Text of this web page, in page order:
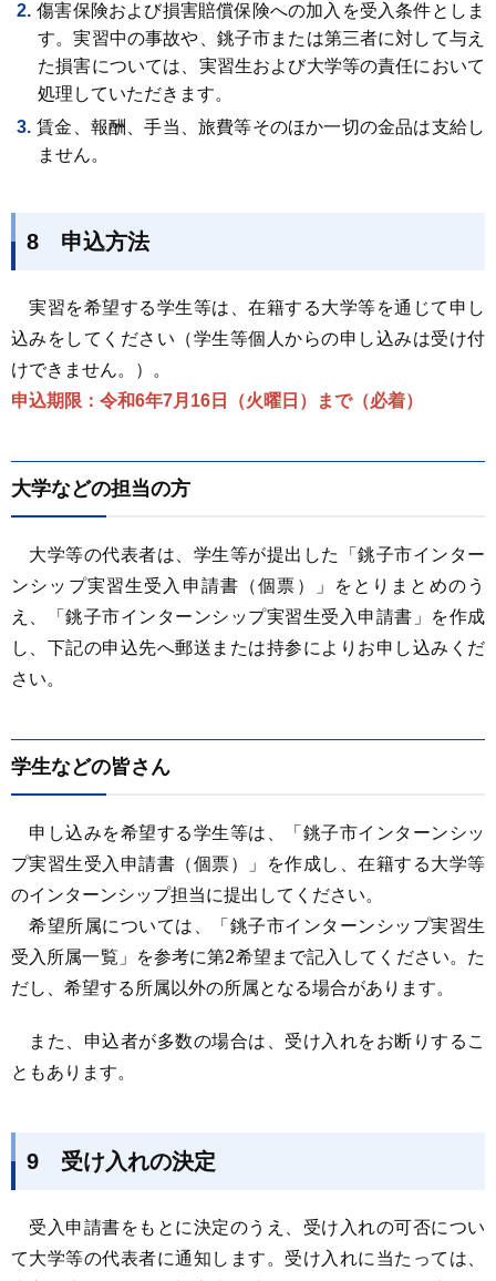
傷害保険および損害賠償保険への加入を受入条件としま
す。実習中の事故や、銚子市または第三者に対して与え
た損害については、実習生および大学等の責任において
処理していただきます。
賃金、報酬、手当、旅費等そのほか一切の金品は支給し
ません。
8 申込方法
実習を希望する学生等は、在籍する大学等を通じて申し
込みをしてください（学生等個人からの申し込みは受け付
けできません。）。
申込期限：令和6年7月16日（火曜日）まで（必着）
大学などの担当の方
大学等の代表者は、学生等が提出した「銚子市インター
ンシップ実習生受入申請書（個票）」をとりまとめのう
え、「銚子市インターンシップ実習生受入申請書」を作成
し、下記の申込先へ郵送または持参によりお申し込みくだ
さい。
学生などの皆さん
申し込みを希望する学生等は、「銚子市インターンシッ
プ実習生受入申請書（個票）」を作成し、在籍する大学等
のインターンシップ担当に提出してください。
希望所属については、「銚子市インターンシップ実習生
受入所属一覧」を参考に第2希望まで記入してください。た
だし、希望する所属以外の所属となる場合があります。
また、申込者が多数の場合は、受け入れをお断りするこ
ともあります。
9 受け入れの決定
受入申請書をもとに決定のうえ、受け入れの可否につい
て大学等の代表者に通知します。受け入れに当たっては、